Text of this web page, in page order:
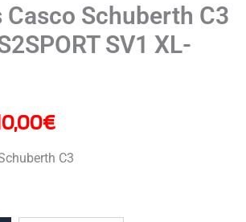
Casco Schuberth C3
SV1 XL-
€
C3